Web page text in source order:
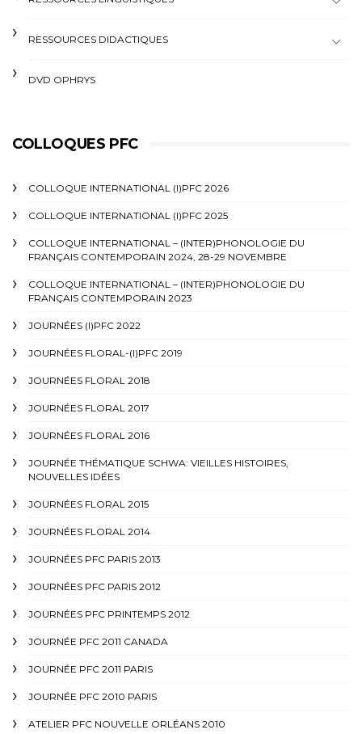
RESSOURCES DIDACTIQUES
DVD OPHRYS
COLLOQUES PFC
COLLOQUE INTERNATIONAL (I)PFC 2026
COLLOQUE INTERNATIONAL (I)PFC 2025
COLLOQUE INTERNATIONAL – (INTER)PHONOLOGIE DU
FRANÇAIS CONTEMPORAIN 2024, 28-29 NOVEMBRE
COLLOQUE INTERNATIONAL – (INTER)PHONOLOGIE DU
FRANÇAIS CONTEMPORAIN 2023
JOURNÉES (I)PFC 2022
JOURNÉES FLORAL-(I)PFC 2019
JOURNÉES FLORAL 2018
JOURNÉES FLORAL 2017
JOURNÉES FLORAL 2016
JOURNÉE THÉMATIQUE SCHWA: VIEILLES HISTOIRES,
NOUVELLES IDÉES
JOURNÉES FLORAL 2015
JOURNÉES FLORAL 2014
JOURNÉES PFC PARIS 2013
JOURNÉES PFC PARIS 2012
JOURNÉES PFC PRINTEMPS 2012
JOURNÉE PFC 2011 CANADA
JOURNÉE PFC 2011 PARIS
JOURNÉE PFC 2010 PARIS
ATELIER PFC NOUVELLE ORLÉANS 2010